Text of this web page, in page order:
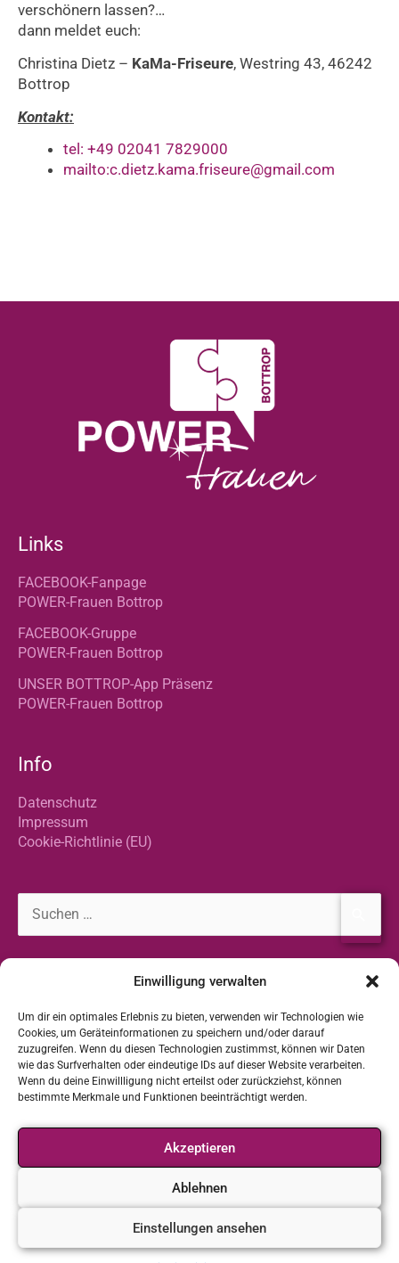
Einwilligung verwalten
Um dir ein optimales Erlebnis zu bieten, verwenden wir Technologien wie
Cookies, um Geräteinformationen zu speichern und/oder darauf
zuzugreifen. Wenn du diesen Technologien zustimmst, können wir Daten
wie das Surfverhalten oder eindeutige IDs auf dieser Website verarbeiten.
Wenn du deine Einwillligung nicht erteilst oder zurückziehst, können
bestimmte Merkmale und Funktionen beeinträchtigt werden.
Akzeptieren
Ablehnen
Einstellungen ansehen
verschönern lassen?…
dann meldet euch:
Christina Dietz – KaMa-Friseure, Westring 43, 46242
Bottrop
Kontakt:
tel: +49 02041 7829000
mailto:c.dietz.kama.friseure@gmail.com
Links
FACEBOOK-Fanpage
POWER-Frauen Bottrop
FACEBOOK-Gruppe
POWER-Frauen Bottrop
UNSER BOTTROP-App Präsenz
POWER-Frauen Bottrop
Info
Datenschutz
Impressum
Cookie-Richtlinie (EU)
Suchen
nach:
Bianka Heinz
Johannesstr. 23
46240 Bottrop
Telefon: +49 2041 5687113
info@power-frauen-bottrop.de
Copyright © 2019 - 2023 POWER-Frauen Bottrop |
powered byErwin Knill